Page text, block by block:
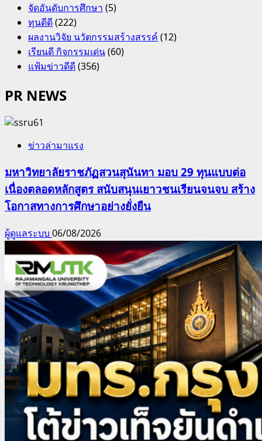
จัดอันดับการศึกษา (5)
ทุนดีดี(222)
ผลงานวิจัย นวัตกรรมสร้างสรรค์(12)
เรียนดี กิจกรรมเด่น(60)
แฟ้มข่าวดีดี(356)
PR NEWS
ข่าวล่ามาแรง
มหาวิทยาลัยราชภัฏสวนสุนันทา มอบ 29 ทุนแบบต่อ
เนื่องตลอดหลักสูตร สนับสนุนเยาวชนเรียนจนจบ สร้าง
โอกาสทางการศึกษาอย่างยั่งยืน
ผู้ดูแลระบบ 06/08/2026